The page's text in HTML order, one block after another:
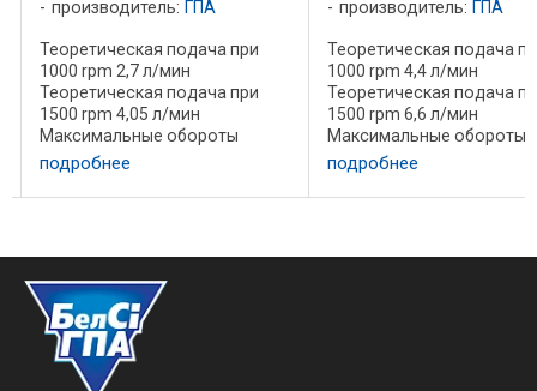
производитель: ГПА
Теоретическая подача при
1000 rpm 2,7 л/мин
Теоретическая подача при
1500 rpm 4,05 л/мин
Максимальные обороты
длительно 3000 rpm
Максимальные обороты 3500
rpm Максимальныое давление
подробнее
производитель: ГПА
Теоретическая подача
1000 rpm 4,4 л/мин
Теоретическая подача
1500 rpm 6,6 л/мин
Максимальные обороты
длительно 3000 rpm
Максимальные обороты
rpm Максимальныое
подробнее